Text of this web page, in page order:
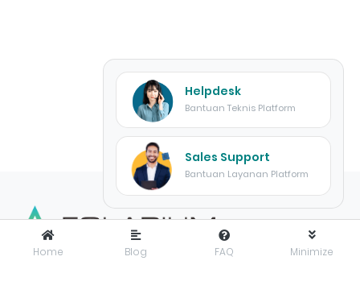
Home Blog FAQ Minimize
Helpdesk
Bantuan Teknis Platform
Sales Support
Bantuan Layanan Platform